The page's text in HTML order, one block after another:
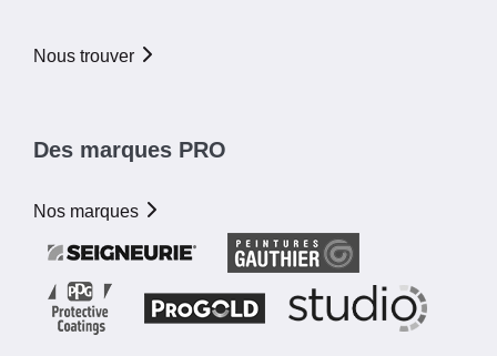
Nous trouver
Des marques PRO
Nos marques